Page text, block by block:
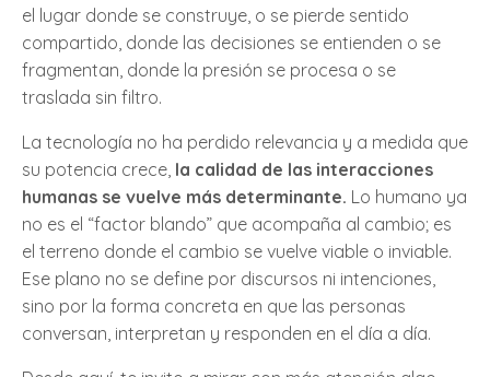
el lugar donde se construye, o se pierde sentido
compartido, donde las decisiones se entienden o se
fragmentan, donde la presión se procesa o se
traslada sin filtro.
La tecnología no ha perdido relevancia y a medida que
su potencia crece, la calidad de las interacciones
humanas se vuelve más determinante. Lo humano ya
no es el “factor blando” que acompaña al cambio; es
el terreno donde el cambio se vuelve viable o inviable.
Ese plano no se define por discursos ni intenciones,
sino por la forma concreta en que las personas
conversan, interpretan y responden en el día a día.